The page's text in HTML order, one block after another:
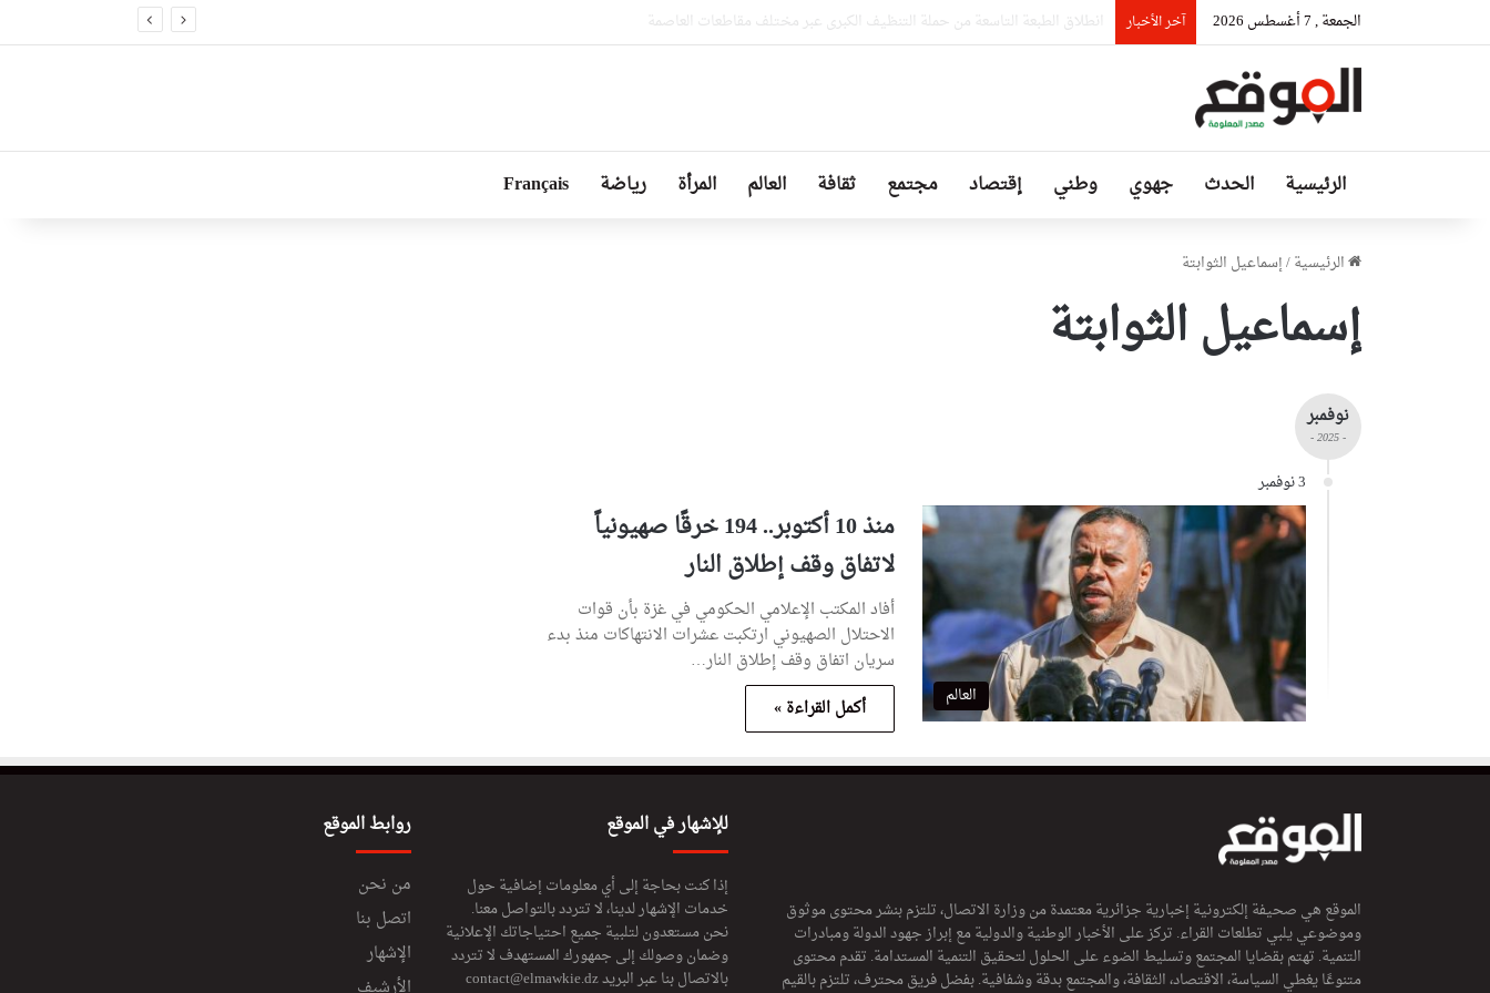
الجمعة , 7 أغسطس 2026 آخر الأخبار وزارة الصحة سخرت جميع الإمكانيات للتكفل بمصابي حادثي قسنطينة وتيارت
الرئيسية الحدث جهوي وطني إقتصاد مجتمع ثقافة العالم المرأة رياضة Français
الرئيسية/إسماعيل الثوابتة
إسماعيل الثوابتة
نوفمبر
- 2025 -
3 نوفمبر
العالم
منذ 10 أكتوبر.. 194 خرقًا صهيونياً
لاتفاق وقف إطلاق النار
أفاد المكتب الإعلامي الحكومي في غزة بأن قوات
الاحتلال الصهيوني ارتكبت عشرات الانتهاكات منذ بدء
سريان اتفاق وقف إطلاق النار…
أكمل القراءة »
الموقع هي صحيفة إلكترونية إخبارية جزائرية معتمدة من وزارة الاتصال، تلتزم بنشر محتوى موثوق
وموضوعي يلبي تطلعات القراء. تركز على الأخبار الوطنية والدولية مع إبراز جهود الدولة ومبادرات
التنمية. تهتم بقضايا المجتمع وتسليط الضوء على الحلول لتحقيق التنمية المستدامة. تقدم محتوى
متنوعًا يغطي السياسة، الاقتصاد، الثقافة، والمجتمع بدقة وشفافية. بفضل فريق محترف، تلتزم بالقيم
للإشهار في الموقع
إذا كنت بحاجة إلى أي معلومات إضافية حول
خدمات الإشهار لدينا، لا تتردد بالتواصل معنا.
نحن مستعدون لتلبية جميع احتياجاتك الإعلانية
وضمان وصولك إلى جمهورك المستهدف لا تتردد
بالاتصال بنا عبر البريدcontact@elmawkie.dz
روابط الموقع
من نحن
اتصل بنا
الإشهار